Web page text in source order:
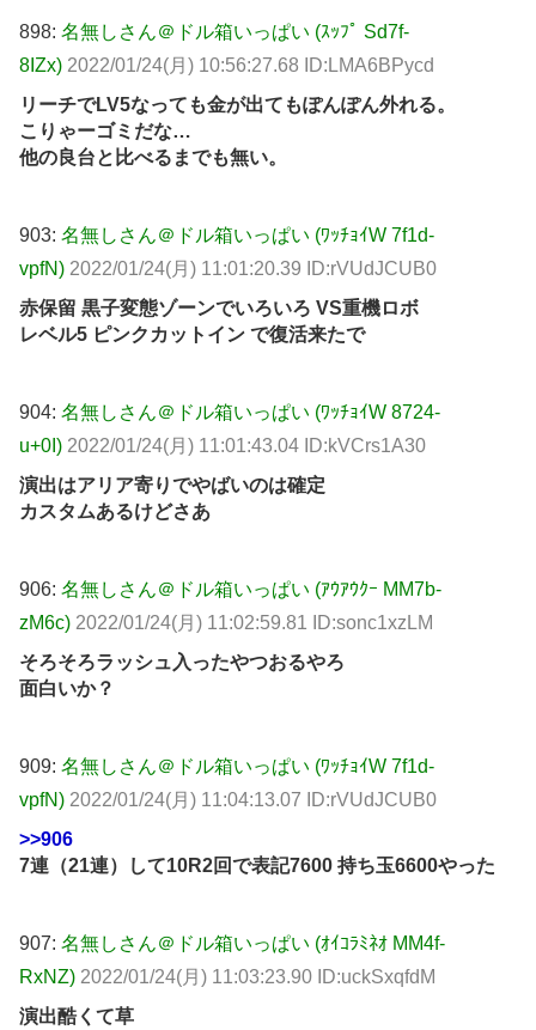
898: 名無しさん＠ドル箱いっぱい (ｽｯﾌﾟ Sd7f-
8IZx) 2022/01/24(月) 10:56:27.68 ID:LMA6BPycd
リーチでLV5なっても金が出てもぽんぽん外れる。
こりゃーゴミだな…
他の良台と比べるまでも無い。
903: 名無しさん＠ドル箱いっぱい (ﾜｯﾁｮｲW 7f1d-
vpfN) 2022/01/24(月) 11:01:20.39 ID:rVUdJCUB0
赤保留 黒子変態ゾーンでいろいろ VS重機ロボ
レベル5 ピンクカットイン で復活来たで
904: 名無しさん＠ドル箱いっぱい (ﾜｯﾁｮｲW 8724-
u+0I) 2022/01/24(月) 11:01:43.04 ID:kVCrs1A30
演出はアリア寄りでやばいのは確定
カスタムあるけどさあ
906: 名無しさん＠ドル箱いっぱい (ｱｳｱｳｸｰ MM7b-
zM6c) 2022/01/24(月) 11:02:59.81 ID:sonc1xzLM
そろそろラッシュ入ったやつおるやろ
面白いか？
909: 名無しさん＠ドル箱いっぱい (ﾜｯﾁｮｲW 7f1d-
vpfN) 2022/01/24(月) 11:04:13.07 ID:rVUdJCUB0
>>906
7連（21連）して10R2回で表記7600 持ち玉6600やった
907: 名無しさん＠ドル箱いっぱい (ｵｲｺﾗﾐﾈｵ MM4f-
RxNZ) 2022/01/24(月) 11:03:23.90 ID:uckSxqfdM
演出酷くて草